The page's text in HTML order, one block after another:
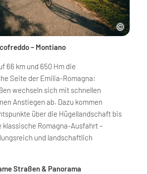
– Montiano
66 km und 650 Hm die
Seite der Emilia-Romagna:
wechseln sich mit schnellen
Anstiegen ab. Dazu kommen
über die Hügellandschaft bis
klassische Romagna-Ausfahrt –
und landschaftlich
Straßen & Panorama